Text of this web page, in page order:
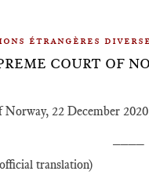
étrangères
COURT OF
22 December
translation)